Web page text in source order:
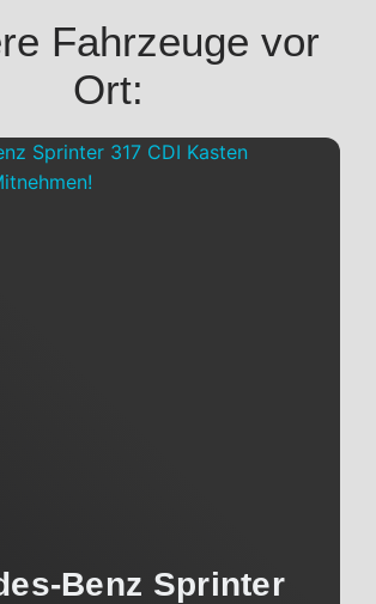
Fahrzeuge vor
Ort:
Benz Sprinter